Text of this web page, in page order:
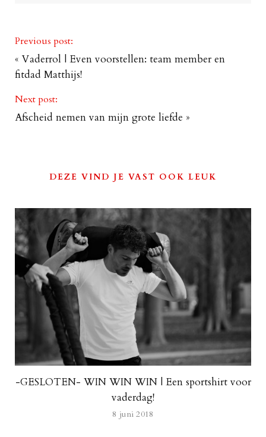
Previous post:
« Vaderrol | Even voorstellen: team member en
fitdad Matthijs!
Next post:
Afscheid nemen van mijn grote liefde »
DEZE VIND JE VAST OOK LEUK
-GESLOTEN- WIN WIN WIN | Een sportshirt voor
vaderdag!
8 juni 2018